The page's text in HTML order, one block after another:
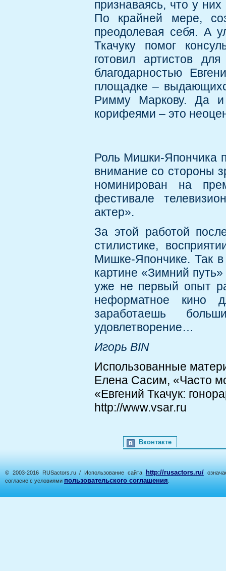
признаваясь, что у
По крайней мере,
преодолевая себя. А
Ткачуку помог
готовил артистов
благодарностью
площадке –
Римму Маркову. Да
корифеями – это
Роль Мишки-Япончика
внимание со стороны
номинирован на
фестивале
актер».
За этой работой
стилистике,
Мишке-Япончике. Так в
картине «Зимний
уже не первый опыт
неформатное кино
заработаешь
удовлетворение…
Игорь BIN
Использованные
Елена Сасим, «Часто
«Евгений Ткачук:
http://www.vsar.ru
Вконтакте
© 2003-2016 RUSactors.ru / Использование сайта http://rusactors.ru/
согласие с условиями пользовательского соглашения